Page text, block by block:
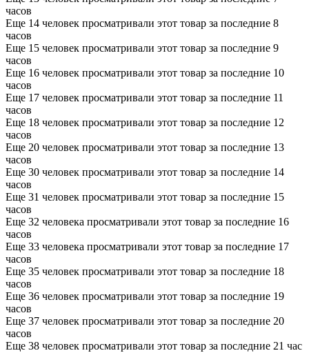
часов
Еще 14 человек просматривали этот товар за последние 8
часов
Еще 15 человек просматривали этот товар за последние 9
часов
Еще 16 человек просматривали этот товар за последние 10
часов
Еще 17 человек просматривали этот товар за последние 11
часов
Еще 18 человек просматривали этот товар за последние 12
часов
Еще 20 человек просматривали этот товар за последние 13
часов
Еще 30 человек просматривали этот товар за последние 14
часов
Еще 31 человек просматривали этот товар за последние 15
часов
Еще 32 человека просматривали этот товар за последние 16
часов
Еще 33 человека просматривали этот товар за последние 17
часов
Еще 35 человек просматривали этот товар за последние 18
часов
Еще 36 человек просматривали этот товар за последние 19
часов
Еще 37 человек просматривали этот товар за последние 20
часов
Еще 38 человек просматривали этот товар за последние 21 час